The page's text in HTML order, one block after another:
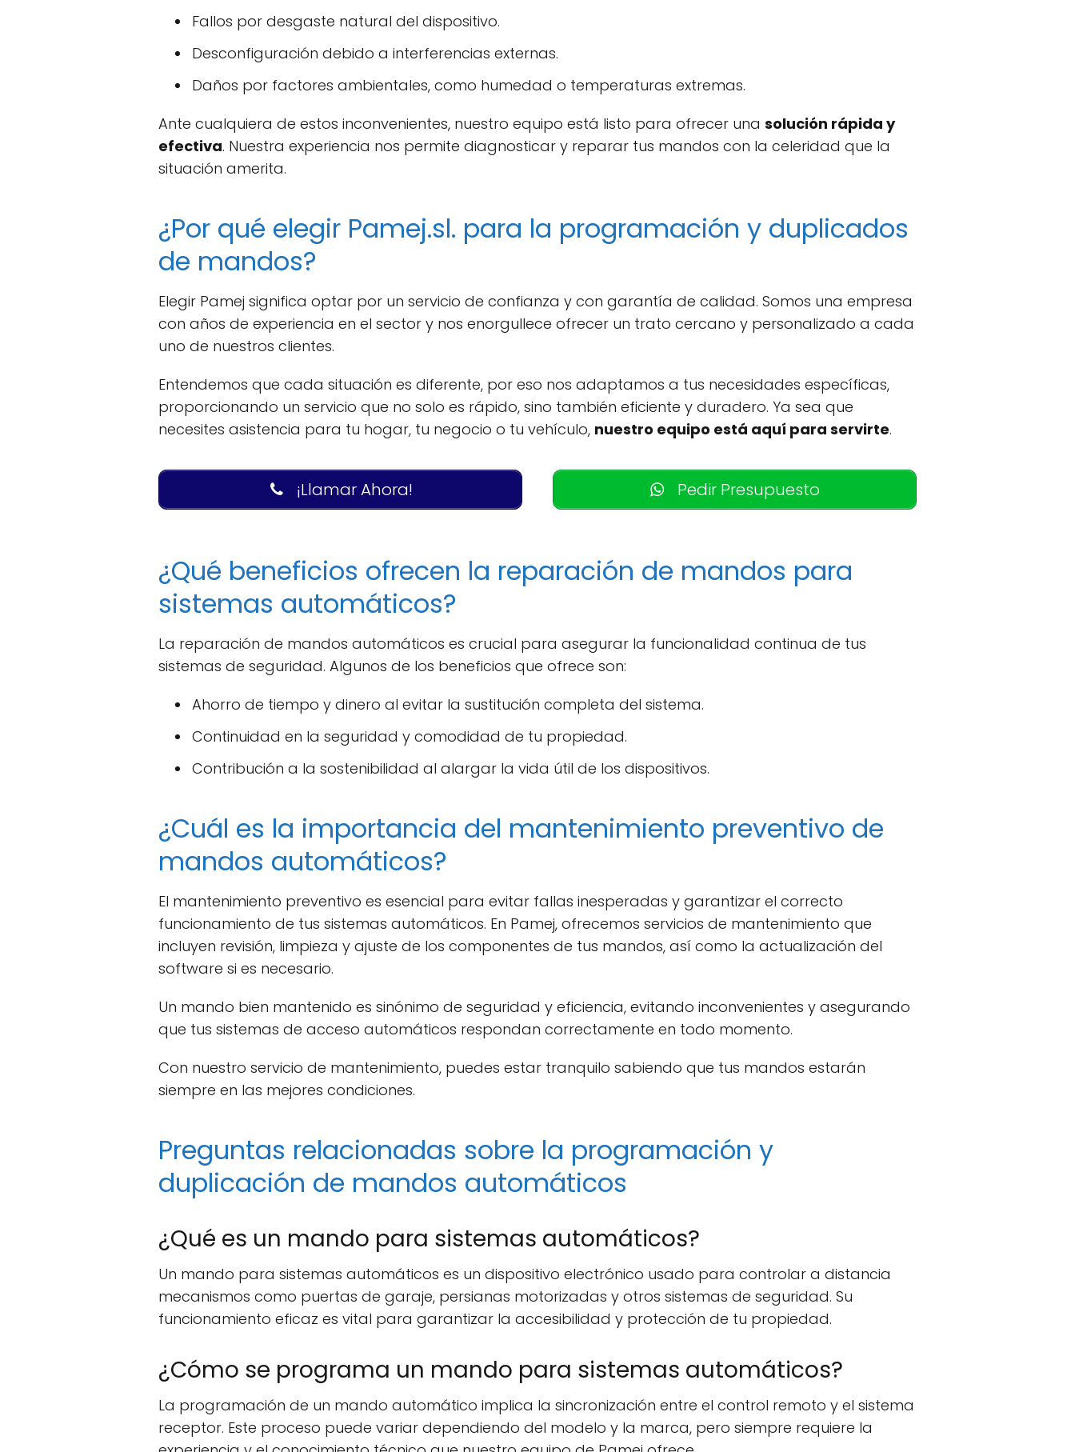
Fallos por desgaste natural del dispositivo.
Desconfiguración debido a interferencias externas.
Daños por factores ambientales, como humedad o temperaturas extremas.
Ante cualquiera de estos inconvenientes, nuestro equipo está listo para ofrecer una solución rápida y
efectiva. Nuestra experiencia nos permite diagnosticar y reparar tus mandos con la celeridad que la
situación amerita.
¿Por qué elegir Pamej.sl. para la programación y duplicados
de mandos?
Elegir Pamej significa optar por un servicio de confianza y con garantía de calidad. Somos una empresa
con años de experiencia en el sector y nos enorgullece ofrecer un trato cercano y personalizado a cada
uno de nuestros clientes.
Entendemos que cada situación es diferente, por eso nos adaptamos a tus necesidades específicas,
proporcionando un servicio que no solo es rápido, sino también eficiente y duradero. Ya sea que
necesites asistencia para tu hogar, tu negocio o tu vehículo, nuestro equipo está aquí para servirte.
¡Llamar Ahora! Pedir Presupuesto
¿Qué beneficios ofrecen la reparación de mandos para
sistemas automáticos?
La reparación de mandos automáticos es crucial para asegurar la funcionalidad continua de tus
sistemas de seguridad. Algunos de los beneficios que ofrece son:
Ahorro de tiempo y dinero al evitar la sustitución completa del sistema.
Continuidad en la seguridad y comodidad de tu propiedad.
Contribución a la sostenibilidad al alargar la vida útil de los dispositivos.
¿Cuál es la importancia del mantenimiento preventivo de
mandos automáticos?
El mantenimiento preventivo es esencial para evitar fallas inesperadas y garantizar el correcto
funcionamiento de tus sistemas automáticos. En Pamej, ofrecemos servicios de mantenimiento que
incluyen revisión, limpieza y ajuste de los componentes de tus mandos, así como la actualización del
software si es necesario.
Un mando bien mantenido es sinónimo de seguridad y eficiencia, evitando inconvenientes y asegurando
que tus sistemas de acceso automáticos respondan correctamente en todo momento.
Con nuestro servicio de mantenimiento, puedes estar tranquilo sabiendo que tus mandos estarán
siempre en las mejores condiciones.
Preguntas relacionadas sobre la programación y
duplicación de mandos automáticos
¿Qué es un mando para sistemas automáticos?
Un mando para sistemas automáticos es un dispositivo electrónico usado para controlar a distancia
mecanismos como puertas de garaje, persianas motorizadas y otros sistemas de seguridad. Su
funcionamiento eficaz es vital para garantizar la accesibilidad y protección de tu propiedad.
¿Cómo se programa un mando para sistemas automáticos?
La programación de un mando automático implica la sincronización entre el control remoto y el sistema
receptor. Este proceso puede variar dependiendo del modelo y la marca, pero siempre requiere la